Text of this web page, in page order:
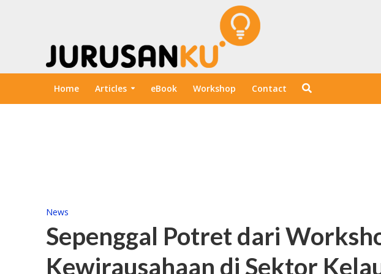
Home Articles eBook Workshop Contact
News
Sepenggal Potret dari
Kewirausahaan di Sektor